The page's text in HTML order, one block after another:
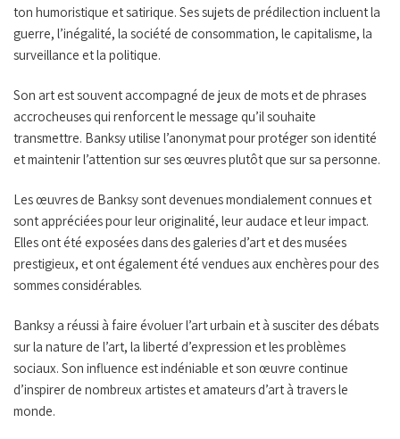
ton humoristique et satirique. Ses sujets de prédilection incluent la
guerre, l’inégalité, la société de consommation, le capitalisme, la
surveillance et la politique.
Son art est souvent accompagné de jeux de mots et de phrases
accrocheuses qui renforcent le message qu’il souhaite
transmettre. Banksy utilise l’anonymat pour protéger son identité
et maintenir l’attention sur ses œuvres plutôt que sur sa personne.
Les œuvres de Banksy sont devenues mondialement connues et
sont appréciées pour leur originalité, leur audace et leur impact.
Elles ont été exposées dans des galeries d’art et des musées
prestigieux, et ont également été vendues aux enchères pour des
sommes considérables.
Banksy a réussi à faire évoluer l’art urbain et à susciter des débats
sur la nature de l’art, la liberté d’expression et les problèmes
sociaux. Son influence est indéniable et son œuvre continue
d’inspirer de nombreux artistes et amateurs d’art à travers le
monde.